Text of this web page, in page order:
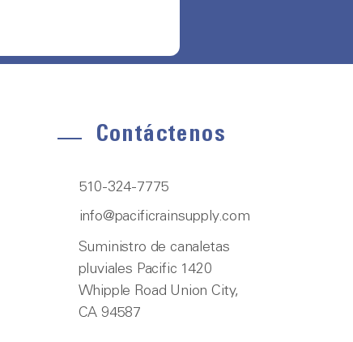
Contáctenos
510-324-7775
info@pacificrainsupply.com
Suministro de canaletas
pluviales Pacific 1420
Whipple Road Union City,
CA 94587